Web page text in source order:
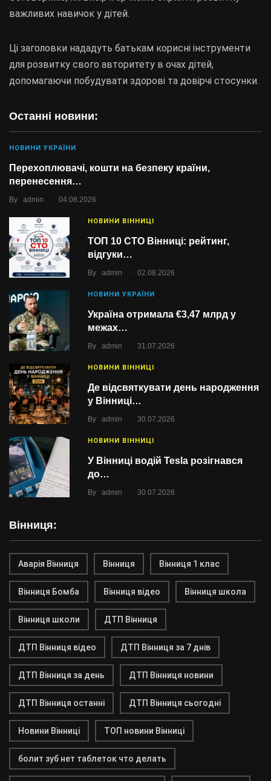
Останні новини:
НОВИНИ УКРАЇНИ
Перехоплювачі, кошти на безпеку країни,
перенесення…
By admin . 04.08.2026
НОВИНИ ВІННИЦІ
ТОП 10 СТО Вінниці: рейтинг,
відгуки…
By admin . 02.08.2026
НОВИНИ УКРАЇНИ
Україна отримала €3,47 млрд у
межах…
By admin . 31.07.2026
НОВИНИ ВІННИЦІ
Де відсвяткувати день народження
у Вінниці…
By admin . 30.07.2026
НОВИНИ ВІННИЦІ
У Вінниці водій Tesla розігнався
до…
By admin . 30.07.2026
Вінниця:
Аварія Вінниця Вінниця Вінниця 1 клас
Вінниця Бомба Вінниця відео Вінниця школа
Вінниця школи ДТП Вінниця
ДТП Вінниця відео ДТП Вінниця за 7 днів
ДТП Вінниця за день ДТП Вінниця новини
ДТП Вінниця останні ДТП Вінниця сьогодні
Новини Вінниці ТОП новини Вінниці
болит зуб нет таблеток что делать
важливих навичок у дітей.
Ці заголовки нададуть батькам корисні інструменти
для розвитку свого авторитету в очах дітей,
допомагаючи побудувати здорові та довірчі стосунки.